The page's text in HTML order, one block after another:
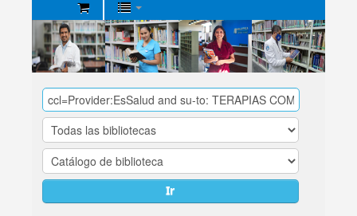
Biblioteca
Central
EsSalud
Ir